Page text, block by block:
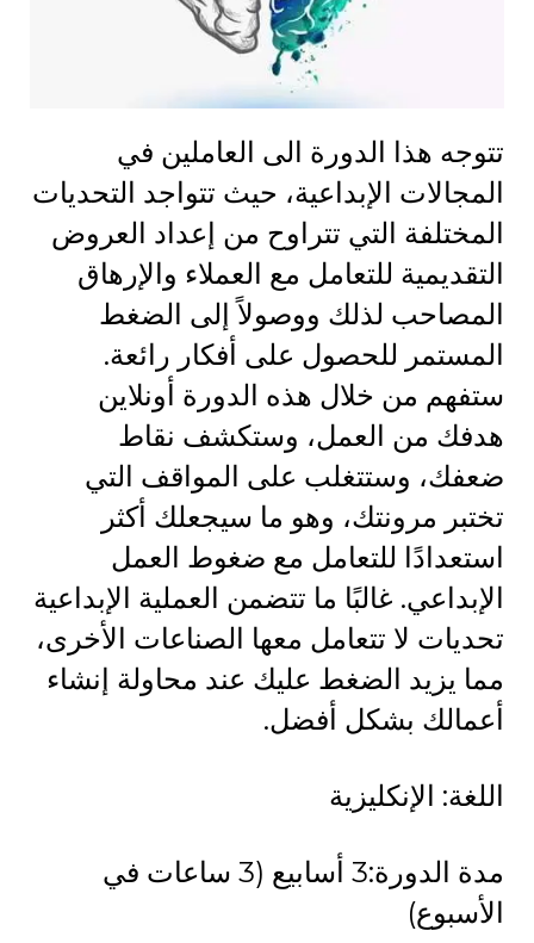
تتوجه هذا الدورة الى العاملين في
المجالات الإبداعية، حيث تتواجد التحديات
المختلفة التي تتراوح من إعداد العروض
التقديمية للتعامل مع العملاء والإرهاق
المصاحب لذلك ووصولاً إلى الضغط
المستمر للحصول على أفكار رائعة.
ستفهم من خلال هذه الدورة أونلاين
هدفك من العمل، وستكشف نقاط
ضعفك، وستتغلب على المواقف التي
تختبر مرونتك، وهو ما سيجعلك أكثر
استعدادًا للتعامل مع ضغوط العمل
الإبداعي. غالبًا ما تتضمن العملية الإبداعية
تحديات لا تتعامل معها الصناعات الأخرى،
مما يزيد الضغط عليك عند محاولة إنشاء
أعمالك بشكل أفضل.
اللغة: الإنكليزية
مدة الدورة:3 أسابيع (3 ساعات في
الأسبوع)